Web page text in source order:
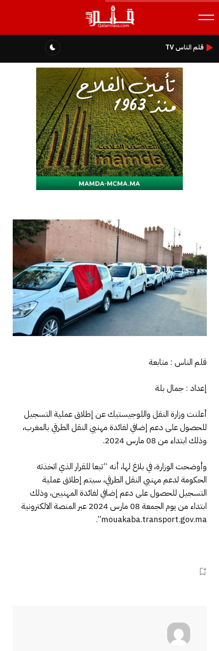
قلم الناس TV
قلم الناس : متابعة
إعداد : جمال بلة
أعلنت وزارة النقل واللوجيستيك عن إطلاق عملية التسجيل
للحصول على دعم إضافي لفائدة مهنيي النقل الطرقي بالمغرب،
وذلك ابتداء من 08 مارس 2024.
وأوضحت الوزارة، في بلاغ لها، أنه “تبعا للقرار الذي اتخذته
الحكومة لدعم مهنيي النقل الطرقي، سيتم إطلاق عملية
التسجيل للحصول على دعم إضافي لفائدة المهنيين، وذلك
ابتداء من يوم الجمعة 08 مارس 2024 عبر المنصة الالكترونية
mouakaba.transport.gov.ma”.